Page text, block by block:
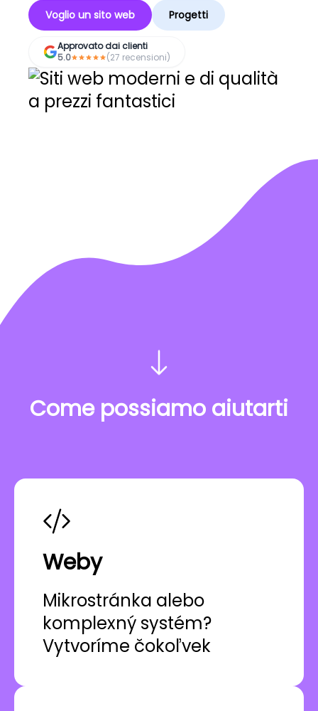
Voglio un sito web Progetti
Approvato dai clienti
5.0
(27 recensioni)
Come possiamo aiutarti
Weby
Mikrostránka alebo
komplexný systém?
Vytvoríme čokoľvek